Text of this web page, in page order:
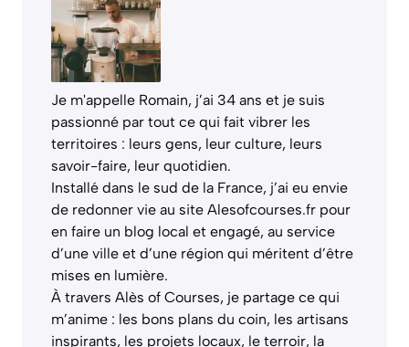
Je m'appelle Romain, j’ai 34 ans et je suis
passionné par tout ce qui fait vibrer les
territoires : leurs gens, leur culture, leurs
savoir-faire, leur quotidien.
Installé dans le sud de la France, j’ai eu envie
de redonner vie au site Alesofcourses.fr pour
en faire un blog local et engagé, au service
d’une ville et d’une région qui méritent d’être
mises en lumière.
À travers Alès of Courses, je partage ce qui
m’anime : les bons plans du coin, les artisans
inspirants, les projets locaux, le terroir, la